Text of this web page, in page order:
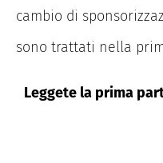
cambio di
sono trattati nella
Leggete la prima